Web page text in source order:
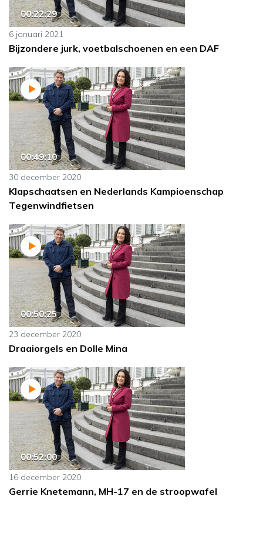
00:22:29
6 januari 2021
Bijzondere jurk, voetbalschoenen en een DAF
00:49:10
30 december 2020
Klapschaatsen en Nederlands Kampioenschap
Tegenwindfietsen
00:50:25
23 december 2020
Draaiorgels en Dolle Mina
00:52:00
16 december 2020
Gerrie Knetemann, MH-17 en de stroopwafel